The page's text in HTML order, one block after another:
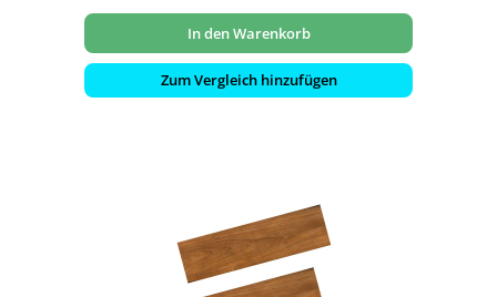
In den Warenkorb
Zum Vergleich hinzufügen